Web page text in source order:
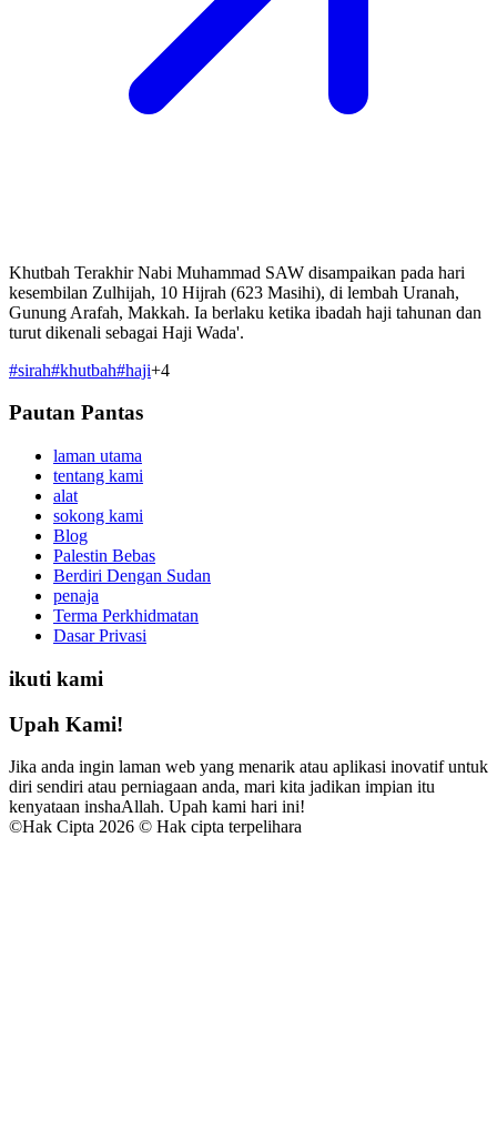
Khutbah Terakhir Nabi Muhammad SAW disampaikan pada hari
kesembilan Zulhijah, 10 Hijrah (623 Masihi), di lembah Uranah,
Gunung Arafah, Makkah. Ia berlaku ketika ibadah haji tahunan dan
turut dikenali sebagai Haji Wada'.
#sirah#khutbah#haji+4
Pautan Pantas
laman utama
tentang kami
alat
sokong kami
Blog
Palestin Bebas
Berdiri Dengan Sudan
penaja
Terma Perkhidmatan
Dasar Privasi
ikuti kami
Upah Kami!
Jika anda ingin laman web yang menarik atau aplikasi inovatif untuk
diri sendiri atau perniagaan anda, mari kita jadikan impian itu
kenyataan inshaAllah. Upah kami hari ini!
©Hak Cipta 2026 © Hak cipta terpelihara